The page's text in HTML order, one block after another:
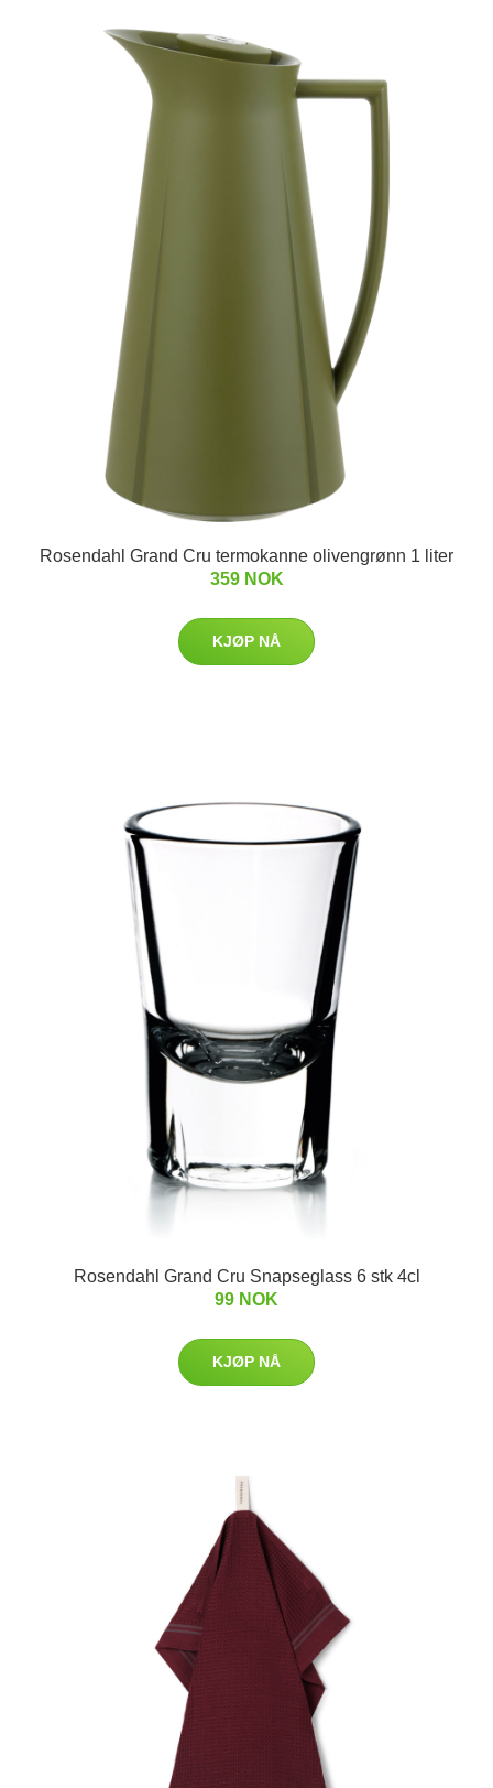
Rosendahl Grand Cru termokanne olivengrønn 1 liter
359 NOK
KJØP NÅ
Rosendahl Grand Cru Snapseglass 6 stk 4cl
99 NOK
KJØP NÅ